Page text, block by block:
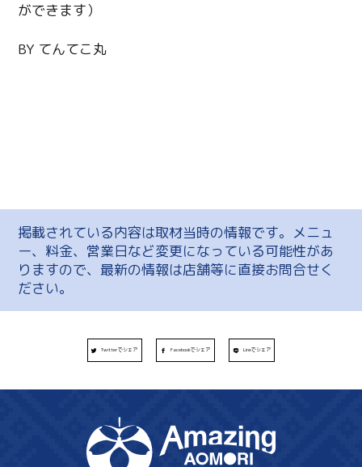
ができます）
BY てんてこ丸
掲載されている内容は取材当時の情報です。メニュ
ー、料金、営業日など変更になっている可能性があ
りますので、最新の情報は店舗等に直接お問合せく
ださい。
Twitterでシェア Facebookでシェア Lineでシェア